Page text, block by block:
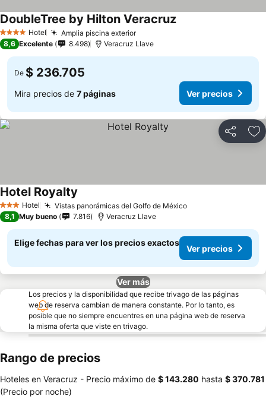
4 EstrellasHotel Amplia piscina exteriorVer precios
DoubleTree by Hilton VeracruzVer precios
8,6 Excelente 8.498 Veracruz Llave
De $ 236.705
Mira precios de 7 páginas Ver precios
Compartir
3 Estrellas
Hotel Vistas panorámicas del Golfo de MéxicoVer precios
Hotel Royalty
8,1 Muy bueno 7.816 Veracruz Llave
Elige fechas para ver los precios exactos
Ver precios
Ver más
Los precios y la disponibilidad que recibe trivago de las páginas
web de reserva cambian de manera constante. Por lo tanto, es
posible que no siempre encuentres en una página web de reserva
la misma oferta que viste en trivago.
Rango de precios
Hoteles en Veracruz - Precio máximo de ‎$ 143.280 hasta ‎$ 370.781
(Precio por noche)